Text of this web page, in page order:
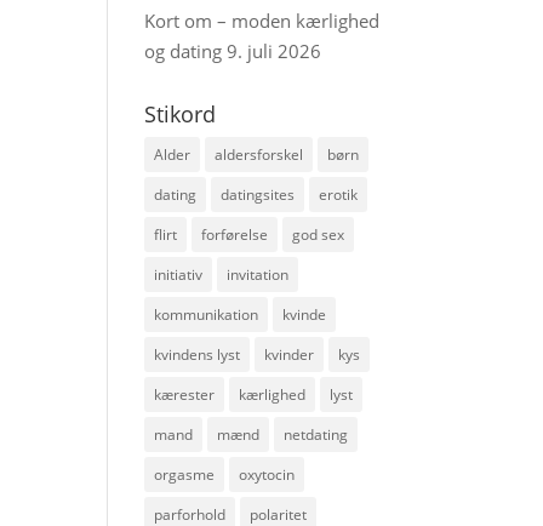
Kort om – moden kærlighed
og dating 9. juli 2026
Stikord
Alder aldersforskel
børn
dating
datingsites
erotik
flirt
forførelse
god sex
initiativ
invitation
kommunikation
kvinde
kvindens lyst
kvinder
kys
kærester
kærlighed
lyst
mand
mænd
netdating
orgasme
oxytocin
parforhold
polaritet